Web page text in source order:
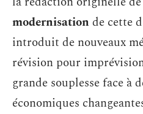
modernisationde cette
introduit de nouveaux
révision pour
grande souplesse face à
économiques